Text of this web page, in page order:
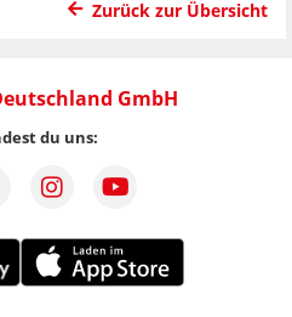
Zurück zur Übersicht
GmbH
du uns: